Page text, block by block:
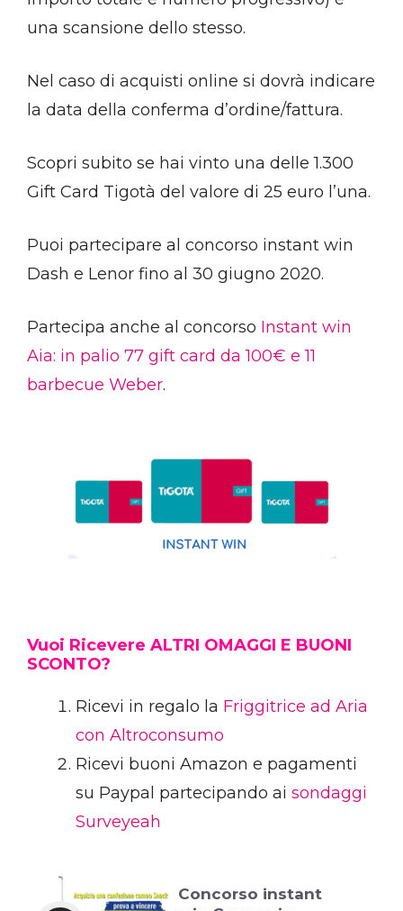
una scansione dello stesso.
Nel caso di acquisti online si dovrà indicare
la data della conferma d’ordine/fattura.
Scopri subito se hai vinto una delle 1.300
Gift Card Tigotà del valore di 25 euro l’una.
Puoi partecipare al concorso instant win
Dash e Lenor fino al 30 giugno 2020.
Partecipa anche al concorso Instant win
Aia: in palio 77 gift card da 100€ e 11
barbecue Weber.
Vuoi Ricevere ALTRI OMAGGI E BUONI
SCONTO?
Ricevi in regalo la Friggitrice ad Aria
con Altroconsumo
Ricevi buoni Amazon e pagamenti
su Paypal partecipando ai sondaggi
Surveyeah
Concorso instant